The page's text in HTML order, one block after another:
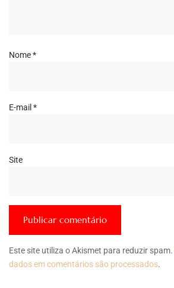
Nome*
E-mail *
Site
Este site utiliza o Akismet para reduzir spam.
dados em comentários são processados.